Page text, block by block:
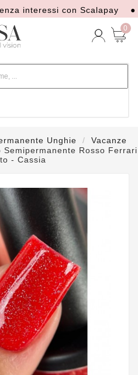
con Scalapay ●
0
Unghie
Vacanze
Semipermanente Rosso Ferrari
- Cassia